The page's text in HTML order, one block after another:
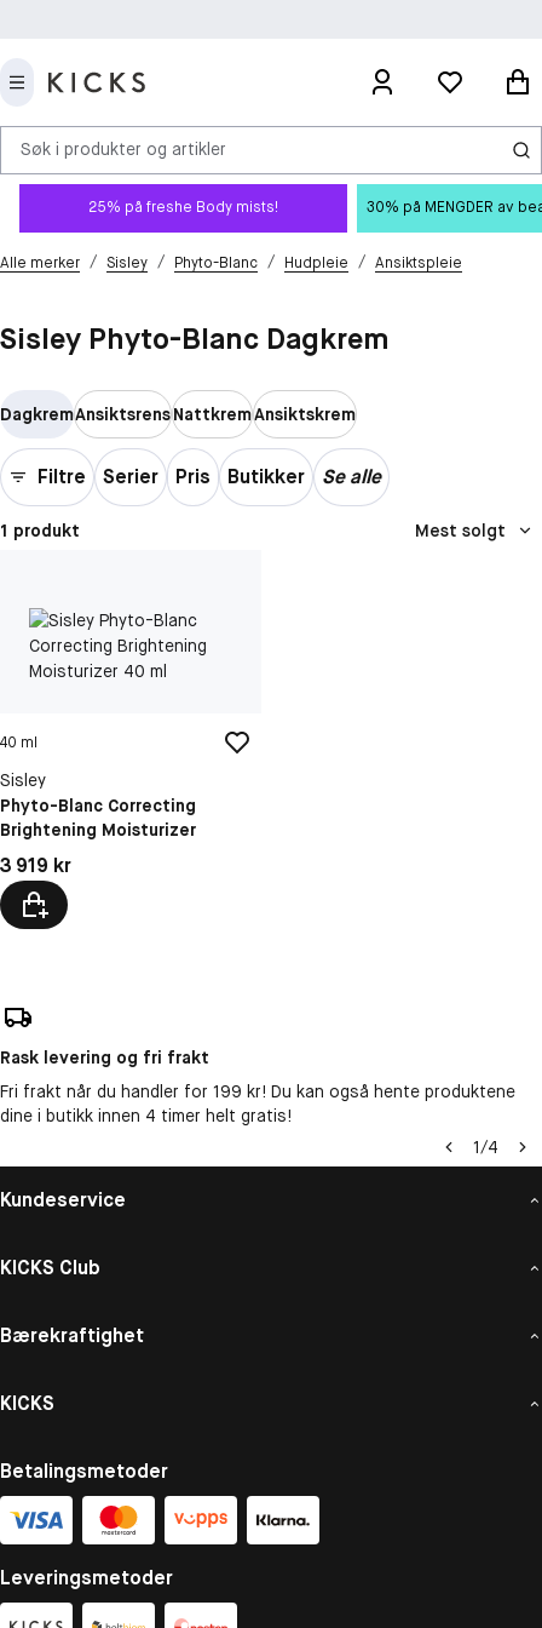
Søk i produkter og artikler
25% på freshe Body mists! 30% på MENGDER av
Alle merker / Sisley / Phyto-Blanc / Hudpleie / Ansiktspleie
Sisley Phyto-Blanc Dagkrem
DagkremAnsiktsrensNattkremAnsiktskrem
Filtre Serier Pris Butikker Se alle
1 produkt Mest solgt
40 ml
Sisley
Phyto-Blanc Correcting
Brightening Moisturizer
Pris: 3 919 kr
3 919 kr
Rask levering og fri frakt
Fri frakt når du handler for 199 kr! Du kan også hente produktene
dine i butikk innen 4 timer helt gratis!
1/4
Kundeservice
KICKS Club
Bærekraftighet
KICKS
Betalingsmetoder
Leveringsmetoder